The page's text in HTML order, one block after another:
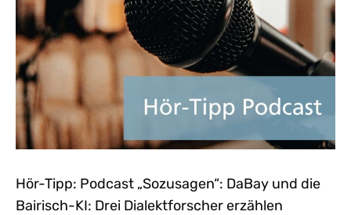
Hör-Tipp: Podcast „Sozusagen“: DaBay und die
Bairisch-KI: Drei Dialektforscher erzählen